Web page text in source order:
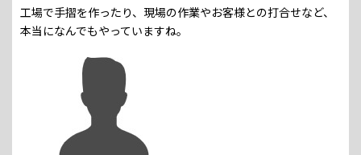
工場で手摺を作ったり、現場の作業やお客様との打合せなど、
本当になんでもやっていますね。